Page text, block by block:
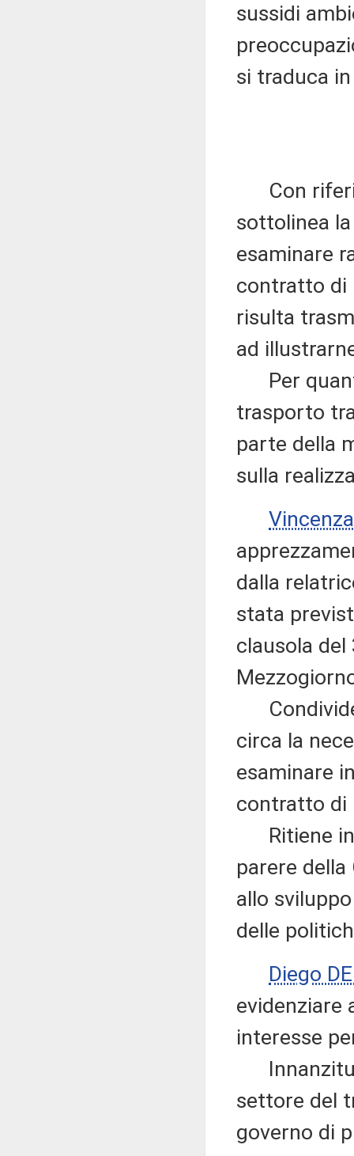
sussidi
si traduca
Con
sottolinea
esaminare
contratto di
risulta
ad
Per
trasporto
parte della
sulla
dalla
stata
clausola
Condivide
circa la
esaminare
contratto di
Ritiene
parere
allo
delle
Diego
evidenziare
interesse
settore del
governo di